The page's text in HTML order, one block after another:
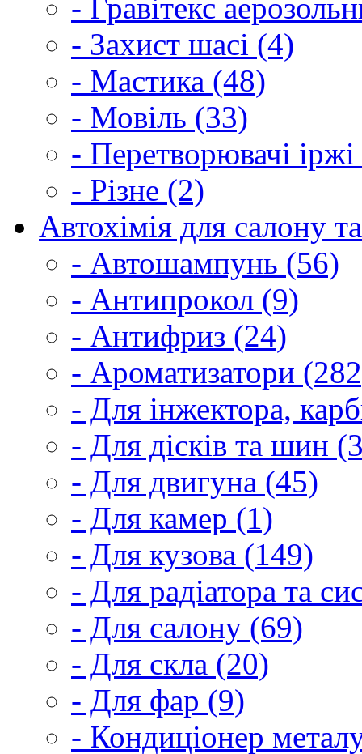
- Гравітекс
- Захист шасі (4)
- Мастика (48)
- Мовіль (33)
- Перетворювачі
- Різне (2)
Автохімія для салону
- Автошампунь (56)
- Антипрокол (9)
- Антифриз (24)
- Ароматизатори
- Для інжектора,
- Для дісків та шин
- Для двигуна (45)
- Для камер (1)
- Для кузова (149)
- Для радіатора та
- Для салону (69)
- Для скла (20)
- Для фар (9)
- Кондиціонер